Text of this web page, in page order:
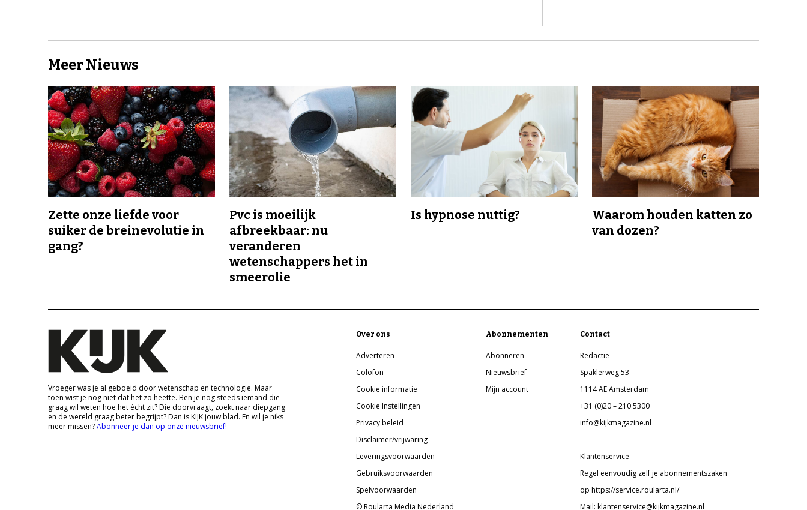
Meer Nieuws
Zette onze liefde voor
suiker de breinevolutie in
gang?
Pvc is moeilijk
afbreekbaar: nu
veranderen
wetenschappers het in
smeerolie
Is hypnose nuttig?
Waarom houden katten zo
van dozen?
Vroeger was je al geboeid door wetenschap en technologie. Maar
toen wist je nog niet dat het zo heette. Ben je nog steeds iemand die
graag wil weten hoe het écht zit? Die doorvraagt, zoekt naar diepgang
en de wereld graag beter begrijpt? Dan is KIJK jouw blad. En wil je niks
meer missen?Abonneer je dan op onze nieuwsbrief!
Over ons
Adverteren
Colofon
Cookie informatie
Cookie Instellingen
Privacy beleid
Disclaimer/vrijwaring
Leveringsvoorwaarden
Gebruiksvoorwaarden
Spelvoorwaarden
© Roularta Media Nederland
Abonnementen
Abonneren
Nieuwsbrief
Mijn account
Contact
Redactie
Spaklerweg 53
1114 AE Amsterdam
+31 (0)20 – 210 5300
info@kijkmagazine.nl
Klantenservice
Regel eenvoudig zelf je abonnementszaken
op https://service.roularta.nl/
Mail: klantenservice@kijkmagazine.nl